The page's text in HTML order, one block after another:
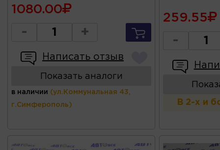
1080.00
- +
Написать отзыв
Показать аналоги
в наличии (ул.Коммунальная 43,
г.Симферополь)
259.55
-
В 2-х и